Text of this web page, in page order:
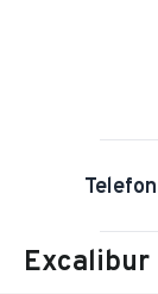
Telefon
Excalibur